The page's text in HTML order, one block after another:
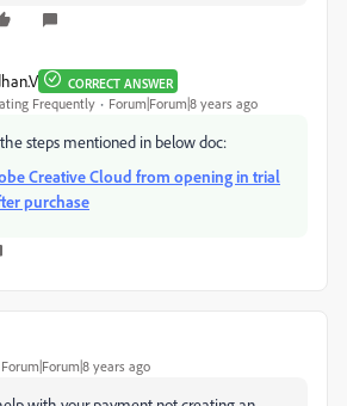
CORRECT ANSWER
Frequently Forum|Forum|8 years ago
steps mentioned in below doc:
Creative Cloud from opening in trial
purchase
Forum|Forum|8 years ago